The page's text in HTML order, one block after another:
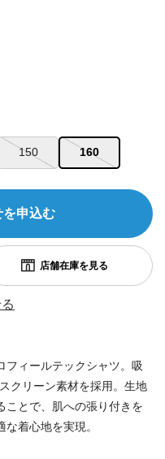
150 160
を申込む
フィールテックシャツ。吸
クリーン素材を採用。生地
ことで、肌への張り付きを
着心地を実現。